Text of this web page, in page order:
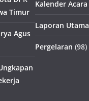
Timur
Agus
Kalender Acara
Laporan Utama
Pergelaran (98)